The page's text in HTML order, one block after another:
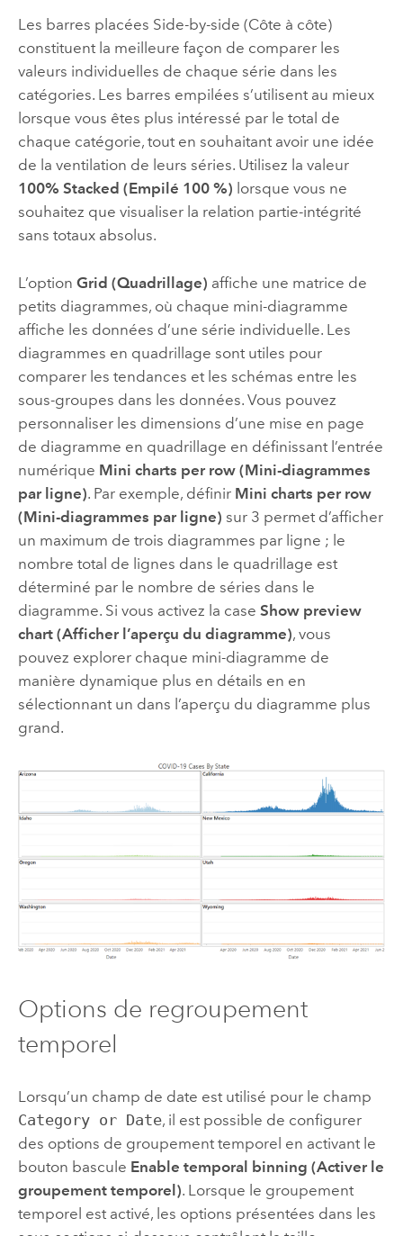
Les barres placées Side-by-side (Côte à côte)
constituent la meilleure façon de comparer les
valeurs individuelles de chaque série dans les
catégories. Les barres empilées s’utilisent au mieux
lorsque vous êtes plus intéressé par le total de
chaque catégorie, tout en souhaitant avoir une idée
de la ventilation de leurs séries. Utilisez la valeur
100% Stacked (Empilé 100 %) lorsque vous ne
souhaitez que visualiser la relation partie-intégrité
sans totaux absolus.
L’option Grid (Quadrillage) affiche une matrice de
petits diagrammes, où chaque mini-diagramme
affiche les données d’une série individuelle. Les
diagrammes en quadrillage sont utiles pour
comparer les tendances et les schémas entre les
sous-groupes dans les données. Vous pouvez
personnaliser les dimensions d’une mise en page
de diagramme en quadrillage en définissant l’entrée
numérique Mini charts per row (Mini-diagrammes
par ligne). Par exemple, définir Mini charts per row
(Mini-diagrammes par ligne) sur 3 permet d’afficher
un maximum de trois diagrammes par ligne ; le
nombre total de lignes dans le quadrillage est
déterminé par le nombre de séries dans le
diagramme. Si vous activez la case Show preview
chart (Afficher l’aperçu du diagramme), vous
pouvez explorer chaque mini-diagramme de
manière dynamique plus en détails en en
sélectionnant un dans l’aperçu du diagramme plus
grand.
Options de regroupement
temporel
Lorsqu’un champ de date est utilisé pour le champ
Category or Date, il est possible de configurer
des options de groupement temporel en activant le
bouton bascule Enable temporal binning (Activer le
groupement temporel). Lorsque le groupement
temporel est activé, les options présentées dans les